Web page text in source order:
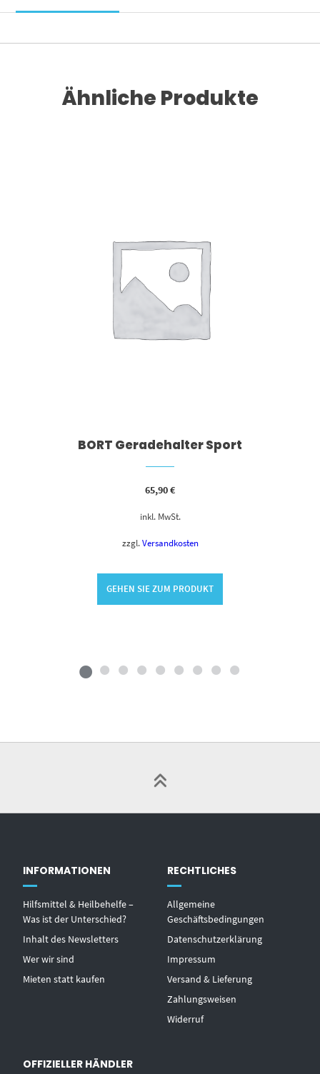
Ähnliche Produkte
BORT Geradehalter Sport
65,90€
inkl. MwSt.
zzgl. Versandkosten
GEHEN SIE ZUM PRODUKT
INFORMATIONEN
Hilfsmittel & Heilbehelfe –
Was ist der Unterschied?
Inhalt des Newsletters
Wer wir sind
Mieten statt kaufen
RECHTLICHES
Allgemeine
Geschäftsbedingungen
Datenschutzerklärung
Impressum
Versand & Lieferung
Zahlungsweisen
Widerruf
OFFIZIELLER HÄNDLER